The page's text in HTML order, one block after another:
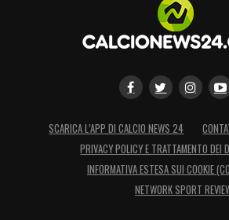
SCARICA L’APP DI CALCIO NEWS 24
PRIVACY POLICY E TRATTAMENTO DEI
INFORMATIVA ESTESA SUI COOKIE
NETWORK SPORT